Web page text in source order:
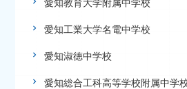
愛知教育大学附属中学校
愛知工業大学名電中学校
愛知淑徳中学校
愛知総合工科高等学校附属中学